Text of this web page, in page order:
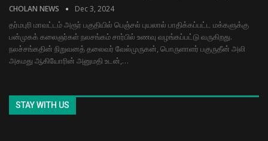
CHOLAN NEWS Dec 3, 2024
தர்மபுரி மாவட்டம் அரூர் பகுதியில் பெஞ்சல் புயலால் பாதிக்கப்பட்ட மக்களுக்கு
பன்முகக் கலைஞர்கள் நலசங்கம் சார்பில் உணவு வழங்கப்பட்டு வருகிறது.
நலச்சங்கதின் நிறுவனத் தலைவர் வேல்முருகன், பொருளாளர் பகுருதீன் அலி
அகமது ஆகியோரின் அனுமதி உடன்,…
STAY WITH US